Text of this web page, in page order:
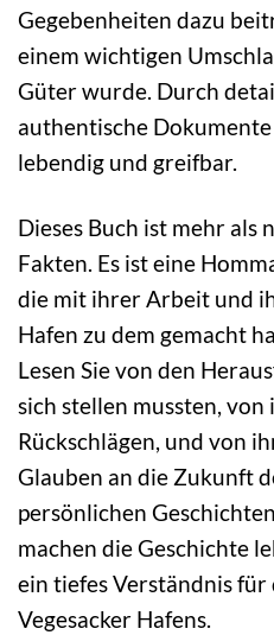
Gegebenheiten dazu
einem wichtigen
Güter wurde. Durch
authentische
lebendig und greifbar.
Dieses Buch ist mehr als
Fakten. Es ist eine
die mit ihrer Arbeit und
Hafen zu dem gemacht
Lesen Sie von den
sich stellen mussten,
Rückschlägen, und von
Glauben an die Zukunft
persönlichen
machen die Geschichte
ein tiefes Verständnis für
Vegesacker Hafens.